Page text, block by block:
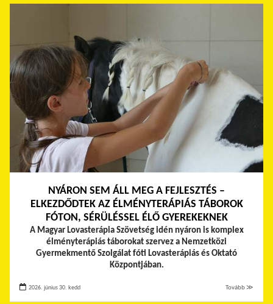
NYÁRON SEM ÁLL MEG A FEJLESZTÉS –
ELKEZDŐDTEK AZ ÉLMÉNYTERÁPIÁS TÁBOROK
FÓTON, SÉRÜLÉSSEL ÉLŐ GYEREKEKNEK
A Magyar Lovasterápia Szövetség idén nyáron is komplex
élményterápiás táborokat szervez a Nemzetközi
Gyermekmentő Szolgálat fóti Lovasterápiás és Oktató
Központjában.
2026. június 30. kedd Tovább ≫